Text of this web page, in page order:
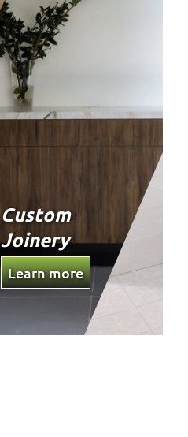
Custom
Joinery
Learn more